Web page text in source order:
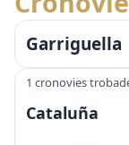
Garriguella
1 cronovies
Cataluña